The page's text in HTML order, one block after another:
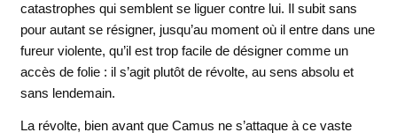
catastrophes qui semblent se liguer contre lui. Il subit sans
pour autant se résigner, jusqu’au moment où il entre dans une
fureur violente, qu’il est trop facile de désigner comme un
accès de folie : il s’agit plutôt de révolte, au sens absolu et
sans lendemain.
La révolte, bien avant que Camus ne s’attaque à ce vaste